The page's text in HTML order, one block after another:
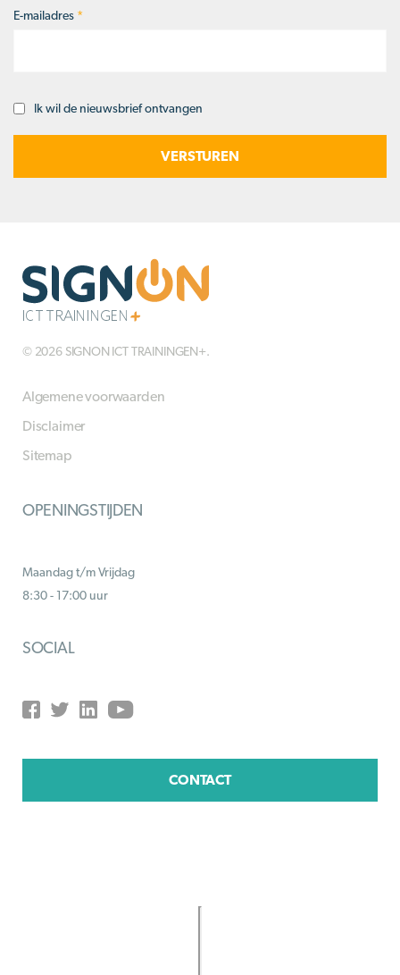
E-mailadres *
Opt-Ik wil de nieuwsbrief ontvangen
© 2026 SIGNON ICT TRAININGEN+.
Algemene voorwaarden
Disclaimer
Sitemap
OPENINGSTIJDEN
Maandag t/m Vrijdag
8:30 - 17:00 uur
SOCIAL
CONTACT